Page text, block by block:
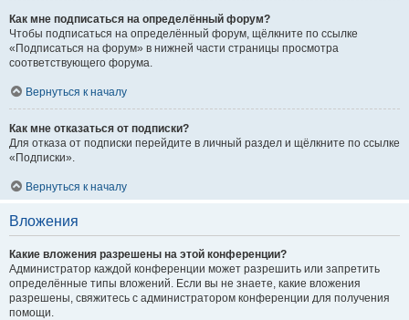
Как мне подписаться на определённый форум?
Чтобы подписаться на определённый форум, щёлкните по ссылке
«Подписаться на форум» в нижней части страницы просмотра
соответствующего форума.
Вернуться к началу
Как мне отказаться от подписки?
Для отказа от подписки перейдите в личный раздел и щёлкните по ссылке
«Подписки».
Вернуться к началу
Вложения
Какие вложения разрешены на этой конференции?
Администратор каждой конференции может разрешить или запретить
определённые типы вложений. Если вы не знаете, какие вложения
разрешены, свяжитесь с администратором конференции для получения
помощи.